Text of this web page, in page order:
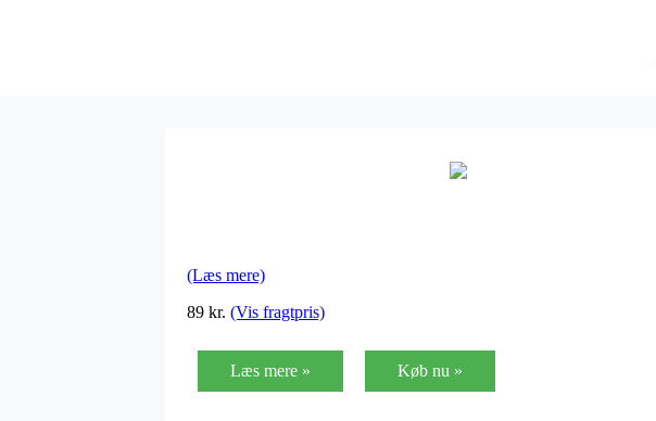
(Læs mere)
89 kr. (Vis fragtpris)
Læs mere » Køb nu »